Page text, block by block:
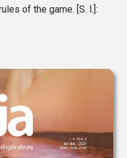
of the game. [S. l.]: